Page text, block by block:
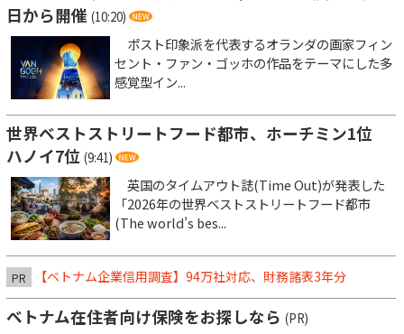
日から開催 (10:20)
ポスト印象派を代表するオランダの画家フィン
セント・ファン・ゴッホの作品をテーマにした多
感覚型イン...
世界ベストストリートフード都市、ホーチミン1位
ハノイ7位 (9:41)
英国のタイムアウト誌(Time Out)が発表した
「2026年の世界ベストストリートフード都市
(The world’s bes...
PR 【ベトナム企業信用調査】94万社対応、財務諸表3年分
ベトナム在住者向け保険をお探しなら (PR)